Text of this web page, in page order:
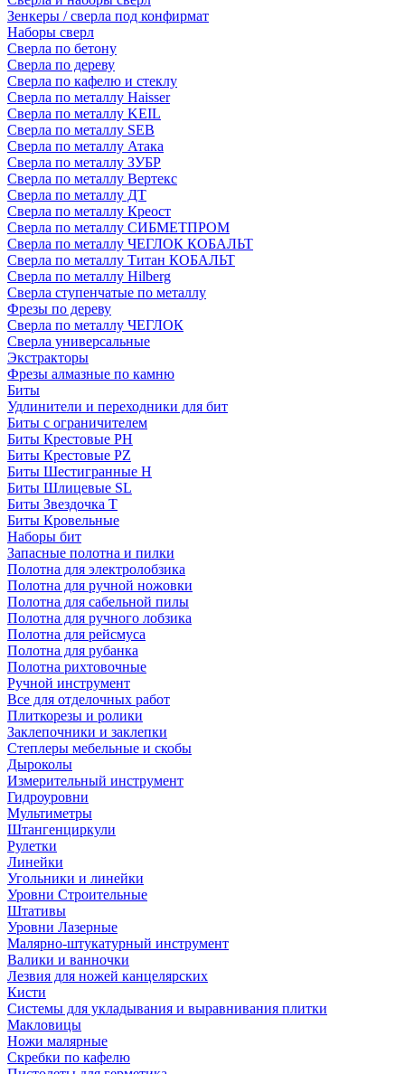
Зенкеры / сверла под конфирмат
Наборы сверл
Сверла по бетону
Сверла по дереву
Сверла по кафелю и стеклу
Сверла по металлу Haisser
Сверла по металлу KEIL
Сверла по металлу SEB
Сверла по металлу Атака
Сверла по металлу ЗУБР
Сверла по металлу Вертекс
Сверла по металлу ДТ
Сверла по металлу Креост
Сверла по металлу СИБМЕТПРОМ
Сверла по металлу ЧЕГЛОК КОБАЛЬТ
Сверла по металлу Титан КОБАЛЬТ
Сверла по металлу Hilberg
Сверла ступенчатые по металлу
Фрезы по дереву
Сверла по металлу ЧЕГЛОК
Сверла универсальные
Экстракторы
Фрезы алмазные по камню
Биты
Удлинители и переходники для бит
Биты с ограничителем
Биты Крестовые PH
Биты Крестовые PZ
Биты Шестигранные H
Биты Шлицевые SL
Биты Звездочка T
Биты Кровельные
Наборы бит
Запасные полотна и пилки
Полотна для электролобзика
Полотна для ручной ножовки
Полотна для сабельной пилы
Полотна для ручного лобзика
Полотна для рейсмуса
Полотна для рубанка
Полотна рихтовочные
Ручной инструмент
Все для отделочных работ
Плиткорезы и ролики
Заклепочники и заклепки
Степлеры мебельные и скобы
Дыроколы
Измерительный инструмент
Гидроуровни
Мультиметры
Штангенциркули
Рулетки
Линейки
Угольники и линейки
Уровни Строительные
Штативы
Уровни Лазерные
Малярно-штукатурный инструмент
Валики и ванночки
Лезвия для ножей канцелярских
Кисти
Системы для укладывания и выравнивания плитки
Макловицы
Ножи малярные
Скребки по кафелю